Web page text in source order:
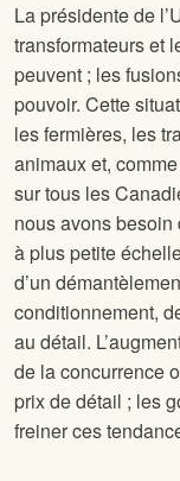
La présidente de
transformateurs et
peuvent ; les
pouvoir. Cette
les fermières, les
animaux et,
sur tous les
nous avons besoin
à plus petite
d’un
conditionnement,
au détail.
de la concurrence
prix de détail ; les
freiner ces